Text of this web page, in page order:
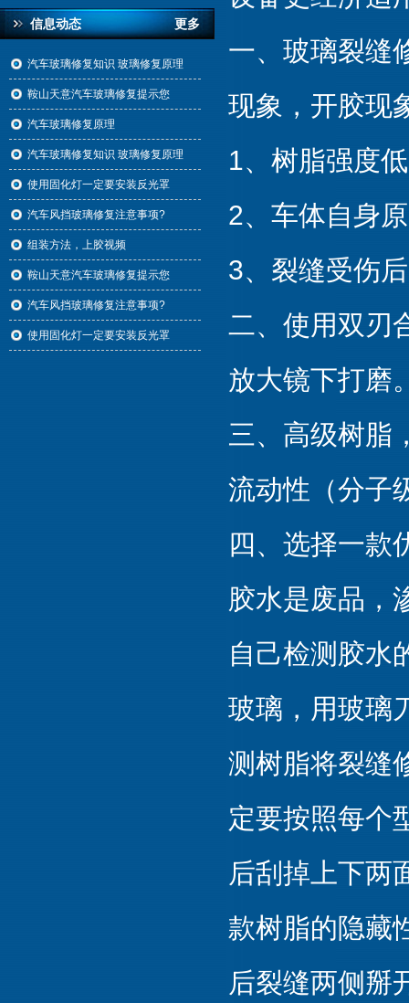
更多
信息动态
汽车玻璃修复知识 玻璃修复原理
鞍山天意汽车玻璃修复提示您
汽车玻璃修复原理
汽车玻璃修复知识 玻璃修复原理
使用固化灯一定要安装反光罩
汽车风挡玻璃修复注意事项?
组装方法，上胶视频
鞍山天意汽车玻璃修复提示您
汽车风挡玻璃修复注意事项?
使用固化灯一定要安装反光罩
一、玻璃裂缝
现象，开胶现
1、树脂强度低
2、车体自身
3、裂缝受伤
二、使用双刃
放大镜下打磨
三、高级树脂
流动性（分子
四、选择一款
胶水是废品，
自己检测胶水
玻璃，用玻璃
测树脂将裂缝
定要按照每个
后刮掉上下两
款树脂的隐藏
后裂缝两侧掰